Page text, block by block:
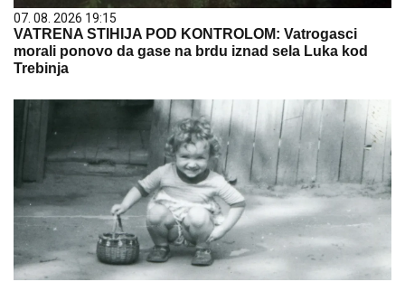
07. 08. 2026 19:15
VATRENA STIHIJA POD KONTROLOM: Vatrogasci
morali ponovo da gase na brdu iznad sela Luka kod
Trebinja